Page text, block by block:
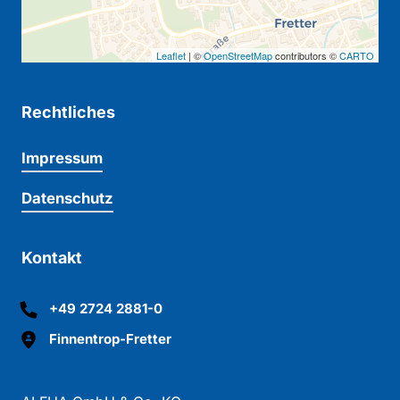
Leaflet | ©OpenStreetMapcontributors ©CARTO
Rechtliches
Impressum
Datenschutz
Kontakt
+49 2724 2881-0
Finnentrop-Fretter